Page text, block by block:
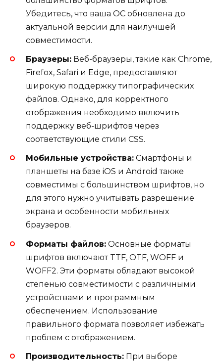
Убедитесь, что ваша ОС обновлена до
актуальной версии для наилучшей
совместимости.
Браузеры: Веб-браузеры, такие как Chrome,
Firefox, Safari и Edge, предоставляют
широкую поддержку типографических
файлов. Однако, для корректного
отображения необходимо включить
поддержку веб-шрифтов через
соответствующие стили CSS.
Мобильные устройства: Смартфоны и
планшеты на базе iOS и Android также
совместимы с большинством шрифтов, но
для этого нужно учитывать разрешение
экрана и особенности мобильных
браузеров.
Форматы файлов: Основные форматы
шрифтов включают TTF, OTF, WOFF и
WOFF2. Эти форматы обладают высокой
степенью совместимости с различными
устройствами и программным
обеспечением. Использование
правильного формата позволяет избежать
проблем с отображением.
Производительность: При выборе